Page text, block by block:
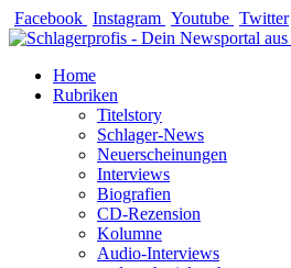
Zum
Inhalt
Facebook Instagram Youtube Twitter
Home
Rubriken
Titelstory
Schlager-News
Neuerscheinungen
Interviews
Biografien
CD-Rezension
Kolumne
Audio-Interviews